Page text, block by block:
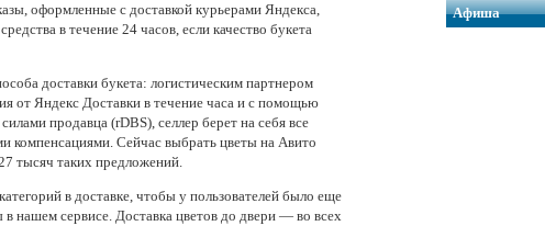
оформленные с доставкой курьерами Яндекса,
в течение 24 часов, если качество букета
доставки букета: логистическим партнером
от Яндекс Доставки в течение часа и с помощью
продавца (rDBS), селлер берет на себя все
компенсациями. Сейчас выбрать цветы на Авито
тысяч таких предложений.
в доставке, чтобы у пользователей было еще
нашем сервисе. Доставка цветов до двери — во всех
Афиша